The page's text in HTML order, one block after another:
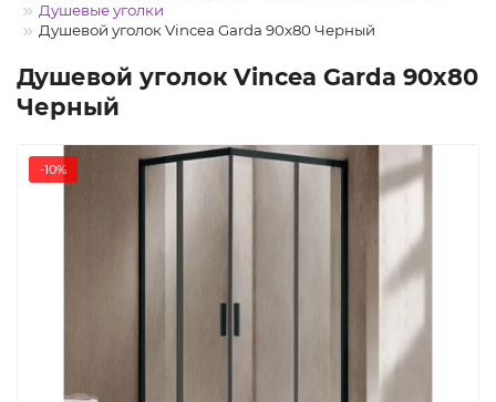
Душевые уголки
Душевой уголок Vincea Garda 90x80 Черный
Душевой уголок Vincea Garda 90x80
Черный
-10%